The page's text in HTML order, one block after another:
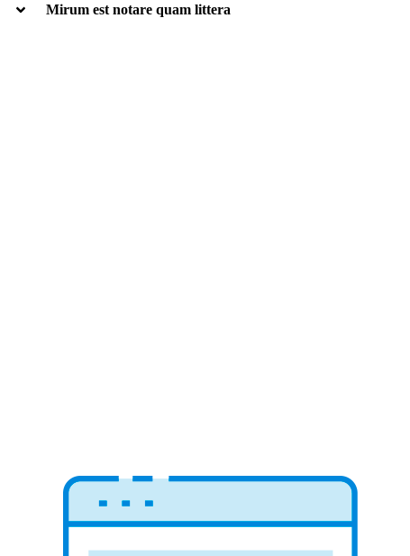
Mirum est notare quam littera